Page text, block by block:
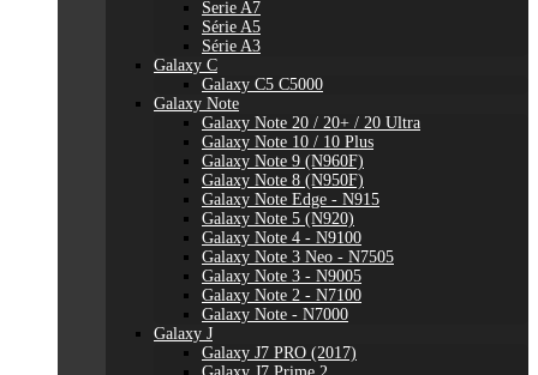
Serie A7
Série A5
Série A3
Galaxy C
Galaxy C5 C5000
Galaxy Note
Galaxy Note 20 / 20+ / 20 Ultra
Galaxy Note 10 / 10 Plus
Galaxy Note 9 (N960F)
Galaxy Note 8 (N950F)
Galaxy Note Edge - N915
Galaxy Note 5 (N920)
Galaxy Note 4 - N9100
Galaxy Note 3 Neo - N7505
Galaxy Note 3 - N9005
Galaxy Note 2 - N7100
Galaxy Note - N7000
Galaxy J
Galaxy J7 PRO (2017)